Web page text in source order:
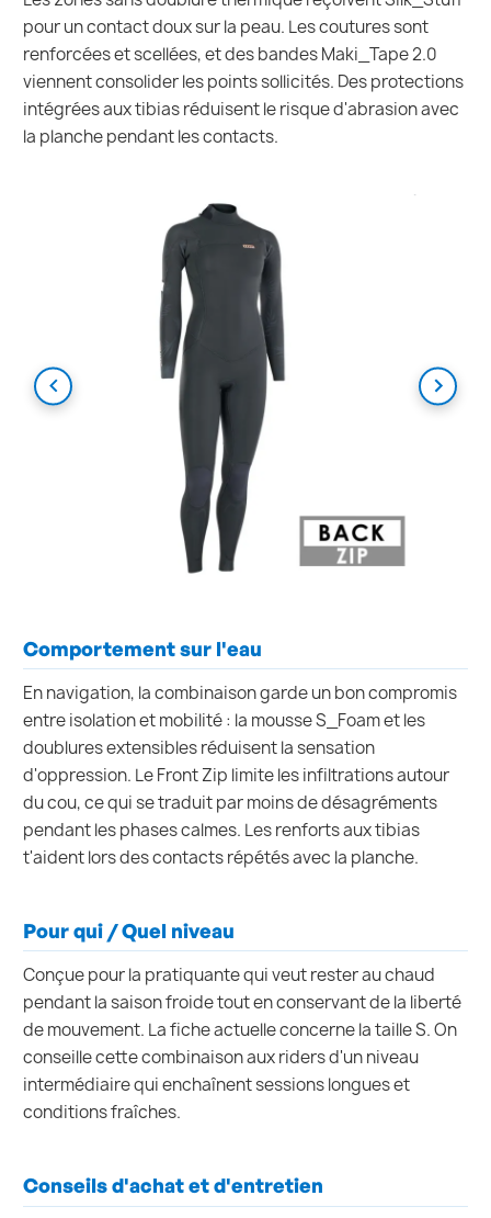
pour un contact doux sur la peau. Les coutures sont
renforcées et scellées, et des bandes Maki_Tape 2.0
viennent consolider les points sollicités. Des protections
intégrées aux tibias réduisent le risque d'abrasion avec
la planche pendant les contacts.
Comportement sur l'eau
En navigation, la combinaison garde un bon compromis
entre isolation et mobilité : la mousse S_Foam et les
doublures extensibles réduisent la sensation
d'oppression. Le Front Zip limite les infiltrations autour
du cou, ce qui se traduit par moins de désagréments
pendant les phases calmes. Les renforts aux tibias
t'aident lors des contacts répétés avec la planche.
Pour qui / Quel niveau
Conçue pour la pratiquante qui veut rester au chaud
pendant la saison froide tout en conservant de la liberté
de mouvement. La fiche actuelle concerne la taille S. On
conseille cette combinaison aux riders d'un niveau
intermédiaire qui enchaînent sessions longues et
conditions fraîches.
Conseils d'achat et d'entretien